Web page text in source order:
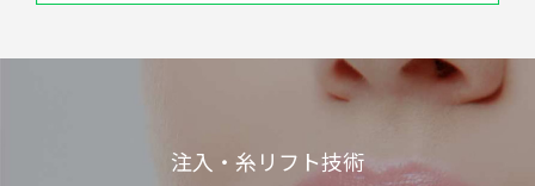
注入・糸リフト技術